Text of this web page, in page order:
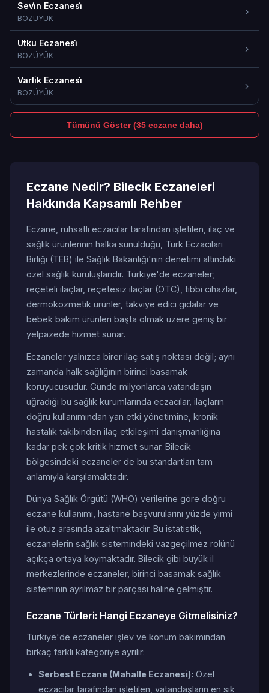
Sevi̇n Eczanesi̇
BOZÜYÜK
Utku Eczanesi̇
BOZÜYÜK
Varlik Eczanesi̇
BOZÜYÜK
Tümünü Göster (35 eczane daha)
Eczane Nedir? Bilecik Eczaneleri
Hakkında Kapsamlı Rehber
Eczane, ruhsatlı eczacılar tarafından işletilen, ilaç ve
sağlık ürünlerinin halka sunulduğu, Türk Eczacıları
Birliği (TEB) ile Sağlık Bakanlığı'nın denetimi altındaki
özel sağlık kuruluşlarıdır. Türkiye'de eczaneler;
reçeteli ilaçlar, reçetesiz ilaçlar (OTC), tıbbi cihazlar,
dermokozmetik ürünler, takviye edici gıdalar ve
bebek bakım ürünleri başta olmak üzere geniş bir
yelpazede hizmet sunar.
Eczaneler yalnızca birer ilaç satış noktası değil; aynı
zamanda halk sağlığının birinci basamak
koruyucusudur. Günde milyonlarca vatandaşın
uğradığı bu sağlık kurumlarında eczacılar, ilaçların
doğru kullanımından yan etki yönetimine, kronik
hastalık takibinden ilaç etkileşimi danışmanlığına
kadar pek çok kritik hizmet sunar. Bilecik
bölgesindeki eczaneler de bu standartları tam
anlamıyla karşılamaktadır.
Dünya Sağlık Örgütü (WHO) verilerine göre doğru
eczane kullanımı, hastane başvurularını yüzde yirmi
ile otuz arasında azaltmaktadır. Bu istatistik,
eczanelerin sağlık sistemindeki vazgeçilmez rolünü
açıkça ortaya koymaktadır. Bilecik gibi büyük il
merkezlerinde eczaneler, birinci basamak sağlık
sisteminin ayrılmaz bir parçası haline gelmiştir.
Eczane Türleri: Hangi Eczaneye Gitmelisiniz?
Türkiye'de eczaneler işlev ve konum bakımından
birkaç farklı kategoriye ayrılır:
Serbest Eczane (Mahalle Eczanesi): Özel
eczacılar tarafından işletilen, vatandaşların en sık